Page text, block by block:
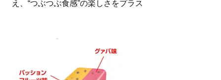
え、“つぶつぶ食感”の楽しさをプラス